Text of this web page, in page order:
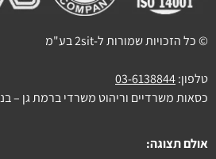
© כל הזכויות שמורות ל-2sit בע"מ
טלפון:03-6138844
כסאות משרדיים וריהוט משרדי ברמת גן –
אולם תצוגה: